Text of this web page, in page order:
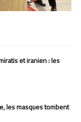
et iranien : les
les masques tombent